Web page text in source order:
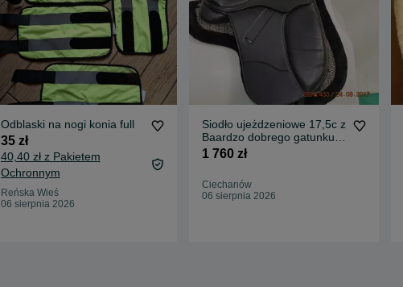
Odblaski na nogi konia full
35 zł
40,40 zł z Pakietem
Ochronnym
Reńska Wieś
06 sierpnia 2026
Siodło ujeżdzeniowe 17,5c z
Baardzo dobrego gatunku
skóry licowej
1 760 zł
Ciechanów
06 sierpnia 2026